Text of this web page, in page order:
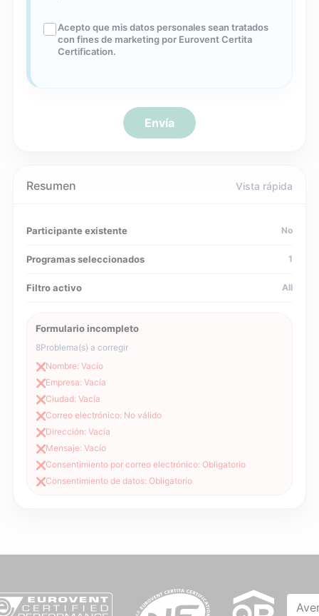
Acepto que mis datos personales sean tratados
con fines de marketing por Eurovent Certita
Certification.
Envía
Resumen Vista rápida
Participante existente No
Programas seleccionados 1
Filtro activo All
Formulario incompleto
8Problema(s) a corregir
❌Nombre: Vacío
❌Empresa: Vacía
❌Ciudad: Vacía
❌Correo electrónico: No válido
❌Dirección: Vacía
❌Mensaje: Vacío
❌Consentimiento por correo electrónico: Obligatorio
❌Consentimiento de datos: Obligatorio